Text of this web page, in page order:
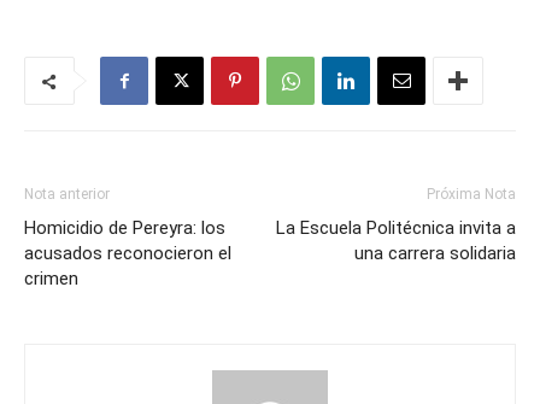
Nota anterior
Homicidio de Pereyra: los
acusados reconocieron el
crimen
Próxima Nota
La Escuela Politécnica invita a
una carrera solidaria